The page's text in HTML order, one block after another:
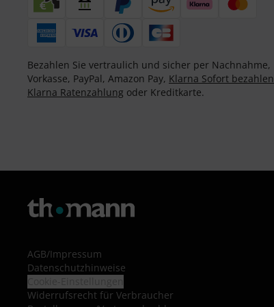
Bezahlen Sie vertraulich und sicher per Nachnahme,
Vorkasse, PayPal, Amazon Pay, Klarna Sofort bezahlen
Klarna Ratenzahlung oder Kreditkarte.
AGB/Impressum
Datenschutzhinweise
Widerrufsrecht für Verbraucher